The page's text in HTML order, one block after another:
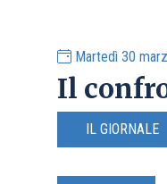
Martedì 30
Il
IL GIORNALE